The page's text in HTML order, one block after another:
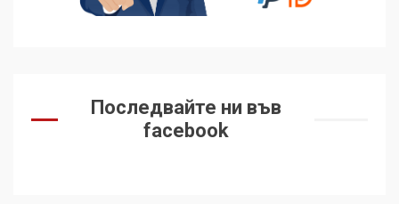
Последвайте ни във
facebook